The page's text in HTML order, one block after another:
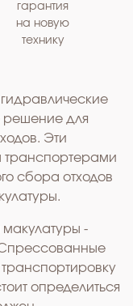
гарантия
на новую
технику
решение для
Эти
транспортерами
сбора отходов
макулатуры -
определиться